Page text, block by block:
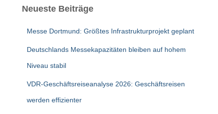
eNeueste Beiträge
Messe Dortmund: Größtes Infrastrukturprojekt geplant
Deutschlands Messekapazitäten bleiben auf hohem
Niveau stabil
VDR-Geschäftsreiseanalyse 2026: Geschäftsreisen
werden effizienter